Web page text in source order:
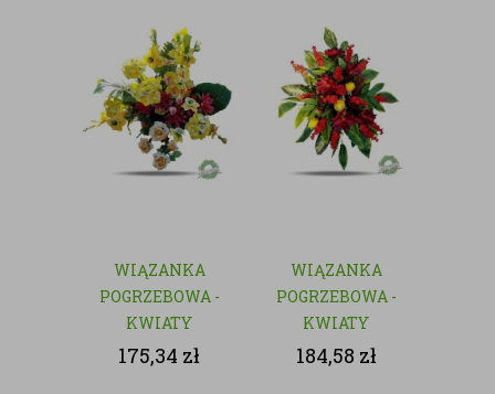
WIĄZANKA
POGRZEBOWA -
KWIATY
SZTUCZNE
175,34 zł
WIĄZANKA
POGRZEBOWA -
KWIATY
SZTUCZNE
184,58 zł